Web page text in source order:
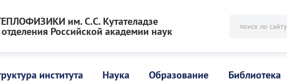
им. С.С. Кутателадзе
Российской академии наук поиск по сайту
института Наука Образование Библиотека